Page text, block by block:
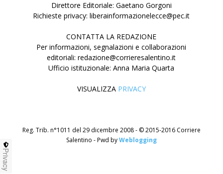
Direttore Editoriale: Gaetano Gorgoni
Richieste privacy: liberainformazionelecce@pec.it
CONTATTA LA REDAZIONE
Per informazioni, segnalazioni e collaborazioni
editoriali: redazione@corrieresalentino.it
Ufficio istituzionale: Anna Maria Quarta
VISUALIZZA PRIVACY
Reg. Trib. n°1011 del 29 dicembre 2008 - © 2015-2016 Corriere
Salentino - Pwd byWeblogging
Privacy